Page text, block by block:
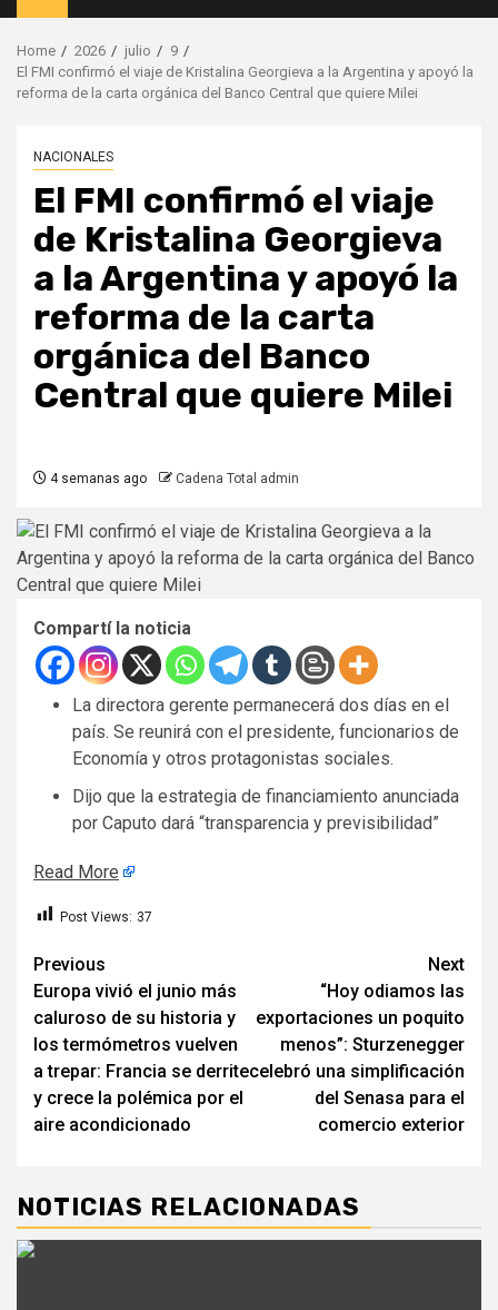
Menu
Home 2026 julio
9
El FMI confirmó el viaje de Kristalina Georgieva a la Argentina y apoyó la
reforma de la carta orgánica del Banco Central que quiere Milei
NACIONALES
El FMI confirmó el viaje
de Kristalina Georgieva
a la Argentina y apoyó la
reforma de la carta
orgánica del Banco
Central que quiere Milei
4 semanas ago Cadena Total admin
Compartí la noticia
La directora gerente permanecerá dos días en el
país. Se reunirá con el presidente, funcionarios de
Economía y otros protagonistas sociales.
Dijo que la estrategia de financiamiento anunciada
por Caputo dará “transparencia y previsibilidad”
Read More
Post Views: 37
Post
navigation
Previous
Europa vivió el junio más
caluroso de su historia y
los termómetros vuelven
a trepar: Francia se derrite
y crece la polémica por el
aire acondicionado
Next
“Hoy odiamos las
exportaciones un poquito
menos”: Sturzenegger
celebró una simplificación
del Senasa para el
comercio exterior
NOTICIAS RELACIONADAS